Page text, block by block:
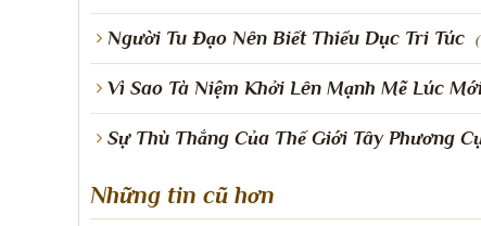
Người Tu Đạo Nên Biết Thiểu Dục Tri Túc
Vì Sao Tà Niệm Khởi Lên Mạnh Mẽ Lúc
Sự Thù Thắng Của Thế Giới Tây Phương
Những tin cũ hơn